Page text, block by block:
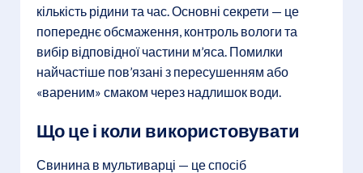
кількість рідини та час. Основні секрети — це
попереднє обсмаження, контроль вологи та
вибір відповідної частини м’яса. Помилки
найчастіше пов’язані з пересушенням або
«вареним» смаком через надлишок води.
Що це і коли використовувати
Свинина в мультиварці — це спосіб